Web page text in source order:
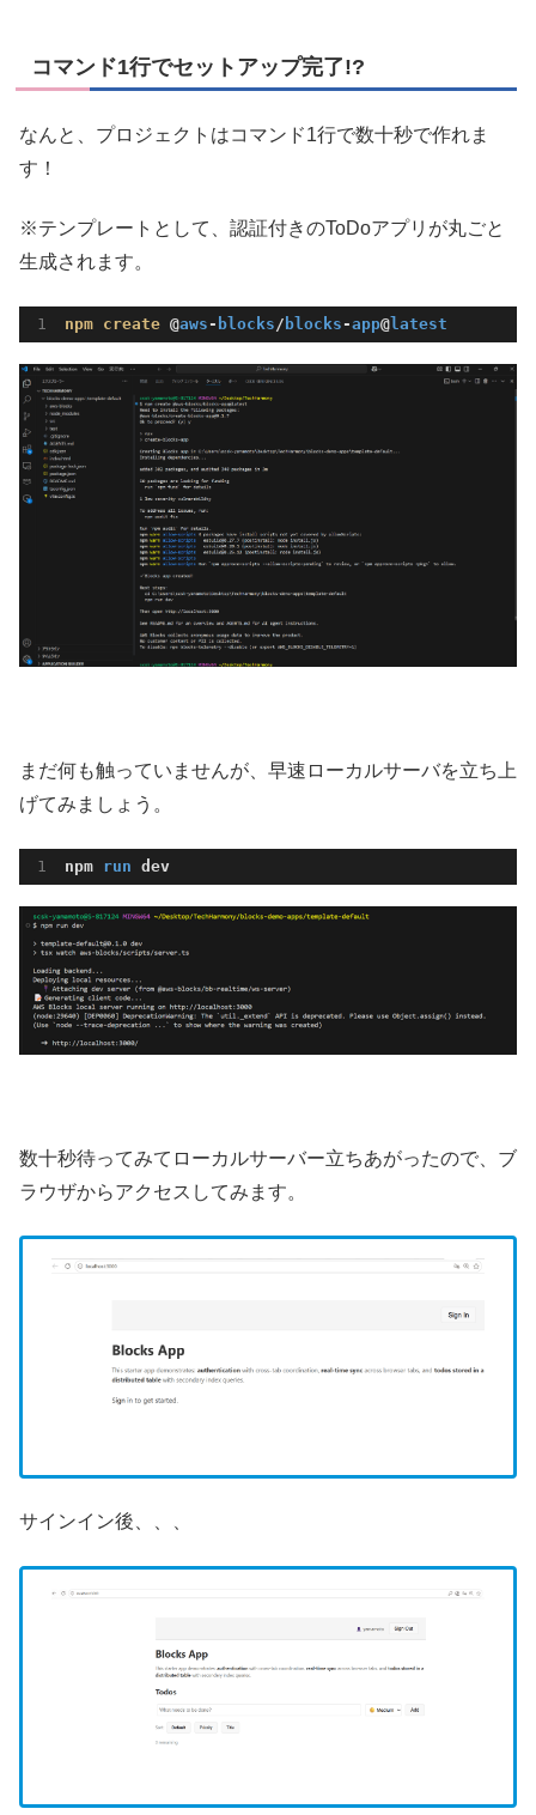
コマンド1行でセットアップ完了!?
なんと、プロジェクトはコマンド1行で数十秒で作れま
す！
※テンプレートとして、認証付きのToDoアプリが丸ごと
生成されます。
npm create @aws - blocks / blocks -app@latest
まだ何も触っていませんが、早速ローカルサーバを立ち上
げてみましょう。
npm run dev
数十秒待ってみてローカルサーバー立ちあがったので、ブ
ラウザからアクセスしてみます。
サインイン後、、、